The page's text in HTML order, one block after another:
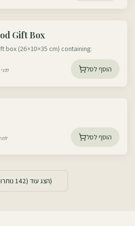
Gift Box
box (26×10×35 cm) containing:
לפני הוסף לסל
לפני הוסף לסל
הצג עוד (142 נותרו)